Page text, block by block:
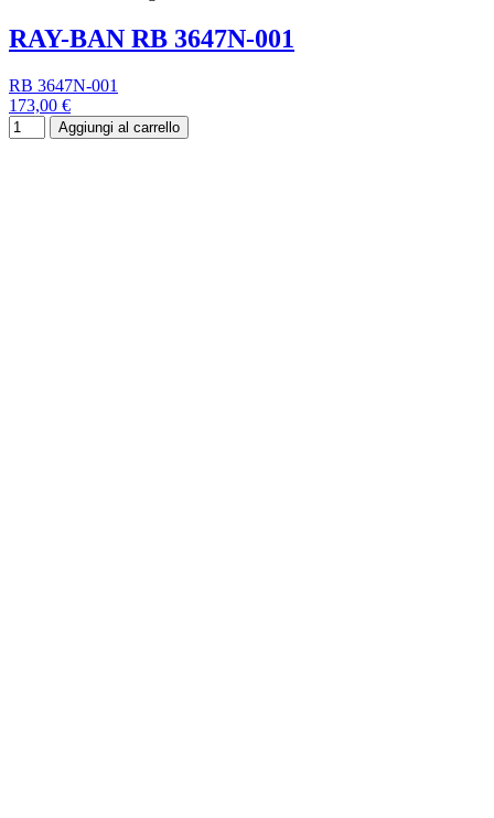
RAY-BAN RB 3647N-001
RB 3647N-001
173,00 €
Aggiungi al carrello